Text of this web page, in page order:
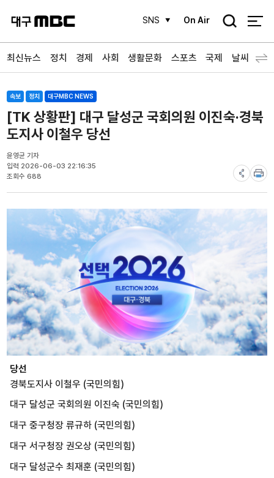
SNS On Air
검
최신뉴스 정치 경제 사회 생활문화 스포츠 국제 날씨
속보 정치 대구MBC NEWS
[TK 상황판] 대구 달성군 국회의원 이진숙·경북
도지사 이철우 당선
윤영균 기자
입력 2026-06-03 22:16:35
조회수 688
당선
경북도지사 이철우 (국민의힘)
대구 달성군 국회의원 이진숙 (국민의힘)
대구 중구청장 류규하 (국민의힘)
대구 서구청장 권오상 (국민의힘)
대구 달성군수 최재훈 (국민의힘)